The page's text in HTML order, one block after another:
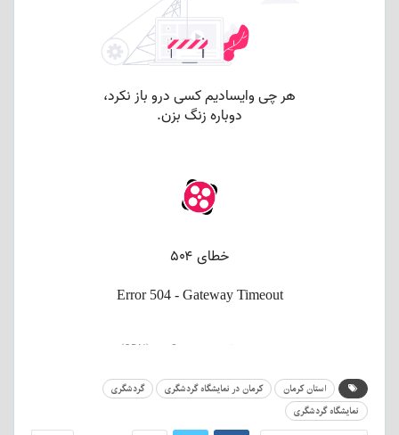
استان کرمان کرمان در نمایشگاه گردشگری
گردشگری
نمایشگاه گردشگری